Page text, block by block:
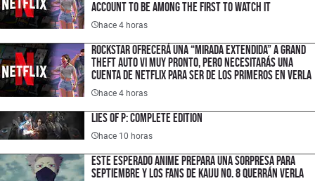
Account to Be Among the First to Watch It
hace 4 horas
Rockstar ofrecerá una “mirada extendida” a Grand
Theft Auto VI muy pronto, pero necesitarás una
cuenta de Netflix para ser de los primeros en verla
hace 4 horas
Lies of P: Complete Edition
hace 10 horas
Este esperado anime prepara una sorpresa para
septiembre y los fans de Kaiju No. 8 querrán verla